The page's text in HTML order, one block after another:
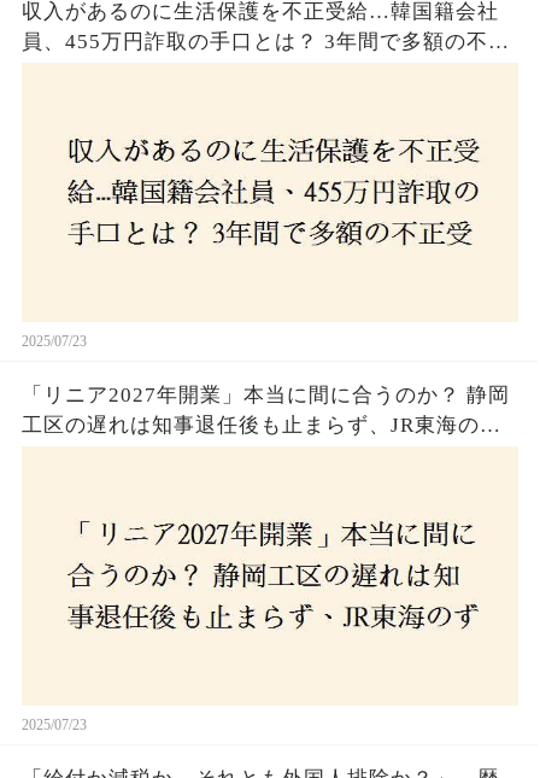
収入があるのに生活保護を不正受給…韓国籍会社
員、455万円詐取の手口とは？ 3年間で多額の不正
2025/07/23
「リニア2027年開業」本当に間に合うのか？ 静岡
工区の遅れは知事退任後も止まらず、JR東海のず
2025/07/23